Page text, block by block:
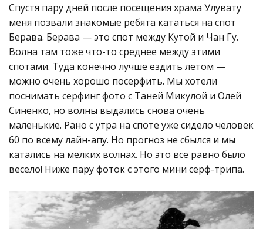
Спустя пару дней после посещения храма Улувату
меня позвали знакомые ребята кататься на спот
Берава. Берава — это спот между Кутой и Чан Гу.
Волна там тоже что-то среднее между этими
спотами. Туда конечно лучше ездить летом —
можно очень хорошо посерфить. Мы хотели
поснимать серфинг фото с Таней Микулой и Олей
Синенко, но волны выдались снова очень
маленькие. Рано с утра на споте уже сидело человек
60 по всему лайн-апу. Но прогноз не сбылся и мы
катались на мелких волнах. Но это все равно было
весело! Ниже пару фоток с этого мини серф-трипа.